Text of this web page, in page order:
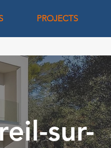
PROJECTS
sur-